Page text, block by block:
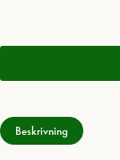
Beskrivning